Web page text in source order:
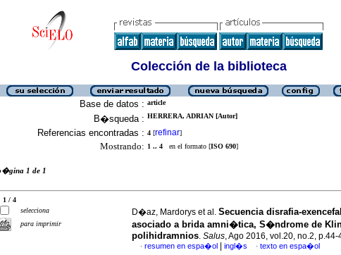
Colección de la biblioteca
Base de datos : article
B�squeda : HERRERA, ADRIAN [Autor]
Referencias encontradas : 4 [refinar]
Mostrando: 1 .. 4 en el formato [ISO 690]
1 de 1
1 / 4
selecciona
para imprimir
D�az, Mardorys et al. Secuencia disrafia-
asociado a brida amni�tica, S�ndrome de
polihidramnios. Salus, Ago 2016, vol.20, no.2,
· resumen en espa�ol ingl�s · texto en espa�ol